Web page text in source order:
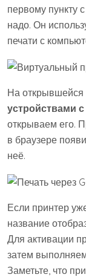
первому пункту
надо. Он
печати с
На открывшейся
устройствами
открываем его.
в браузере
неё.
Если принтер
название
Для активации
затем
Заметьте, что